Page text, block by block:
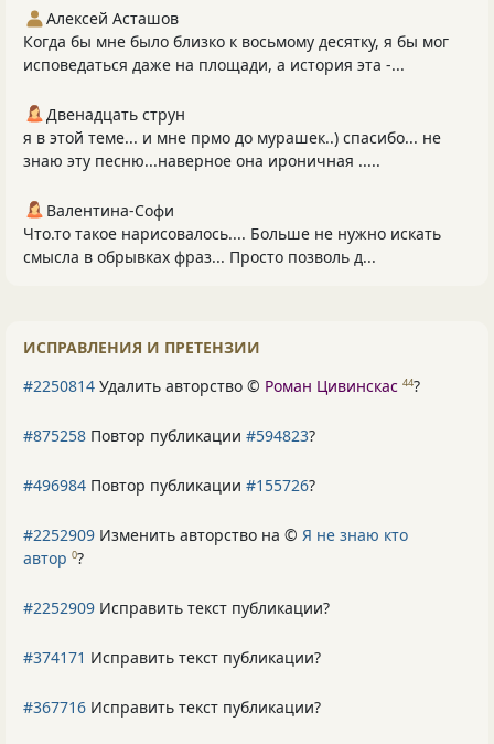
Алексей Асташов
Когда бы мне было близко к восьмому десятку, я бы мог
исповедаться даже на площади, а история эта -...
Двенадцать струн
я в этой теме... и мне прмо до мурашек..) спасибо... не
знаю эту песню...наверное она ироничная .....
Валентина-Софи
Что.то такое нарисовалось.... Больше не нужно искать
смысла в обрывках фраз... Просто позволь д...
ИСПРАВЛЕНИЯ И ПРЕТЕНЗИИ
#2250814 Удалить авторство © Роман Цивинскас 44?
#875258 Повтор публикации #594823?
#496984 Повтор публикации #155726?
#2252909 Изменить авторство на © Я не знаю кто
автор 0?
#2252909 Исправить текст публикации?
#374171 Исправить текст публикации?
#367716 Исправить текст публикации?